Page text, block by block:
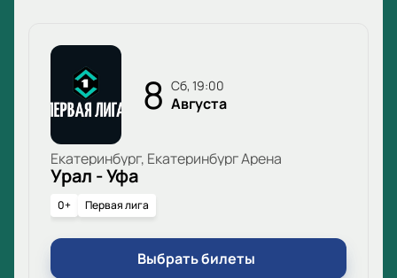
8 сб, 19:00
Августа
Екатеринбург, Екатеринбург Арена
Урал - Уфа
0+ Первая лига
Выбрать билеты